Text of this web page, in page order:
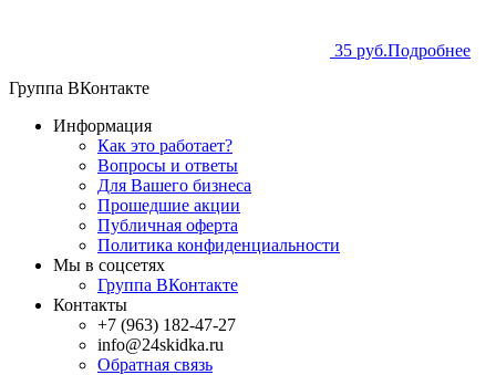
35 руб.Подробнее
Группа ВКонтакте
Информация
Как это работает?
Вопросы и ответы
Для Вашего бизнеса
Прошедшие акции
Публичная оферта
Политика конфиденциальности
Мы в соцсетях
Группа ВКонтакте
Контакты
+7 (963) 182-47-27
info@24skidka.ru
Обратная связь